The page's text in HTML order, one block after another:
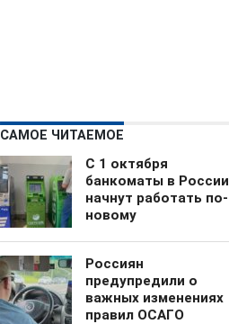
САМОЕ ЧИТАЕМОЕ
С 1 октября
банкоматы в России
начнут работать по-
новому
Россиян
предупредили о
важных изменениях
правил ОСАГО